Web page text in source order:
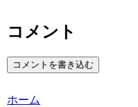
コメント
コメントを書き込む
ホーム